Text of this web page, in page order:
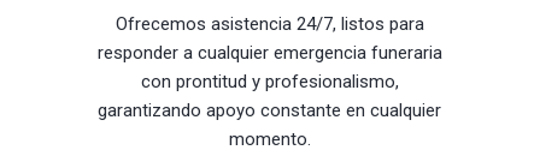
Ofrecemos asistencia 24/7, listos para
responder a cualquier emergencia funeraria
con prontitud y profesionalismo,
garantizando apoyo constante en cualquier
momento.